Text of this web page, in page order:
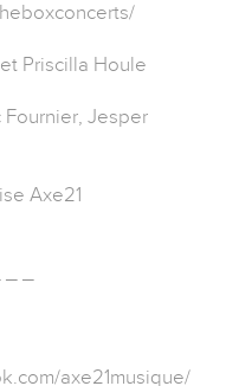
Priscilla Houle
Fournier, Jesper
Axe21
axe21musique/